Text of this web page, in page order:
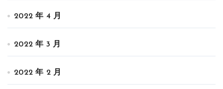
2022 年 4 月
2022 年 3 月
2022 年 2 月